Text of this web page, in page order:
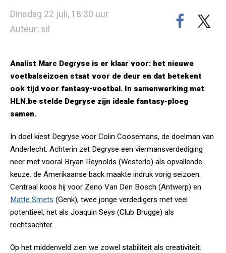
Dinsdag 22 juli, 18:30 uur
Auteur: sil
Analist Marc Degryse is er klaar voor: het nieuwe
voetbalseizoen staat voor de deur en dat betekent
ook tijd voor fantasy-voetbal. In samenwerking met
HLN.be stelde Degryse zijn ideale fantasy-ploeg
samen.
In doel kiest Degryse voor Colin Coosemans, de doelman van
Anderlecht. Achterin zet Degryse een viermansverdediging
neer met vooral Bryan Reynolds (Westerlo) als opvallende
keuze. de Amerikaanse back maakte indruk vorig seizoen.
Centraal koos hij voor Zeno Van Den Bosch (Antwerp) en
Matte Smets (Genk), twee jonge verdedigers met veel
potentieel, net als Joaquin Seys (Club Brugge) als
rechtsachter.
Op het middenveld zien we zowel stabiliteit als creativiteit.